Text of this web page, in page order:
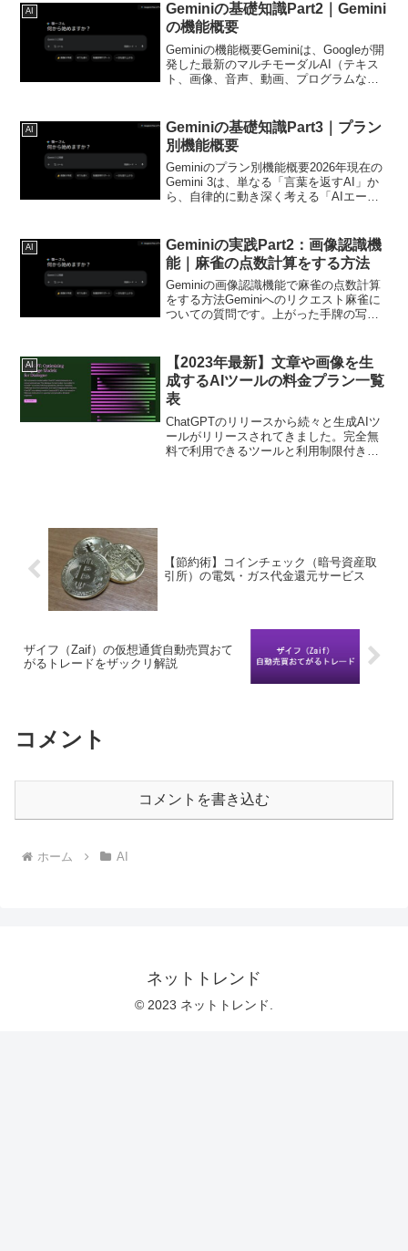
AI
Geminiの基礎知識Part2｜Gemini
の機能概要
Geminiの機能概要Geminiは、Googleが開
発した最新のマルチモーダルAI（テキス
ト、画像、音声、動画、プログラムなど
ボットを超え、Googleの各...
AI
Geminiの基礎知識Part3｜プラン
別機能概要
Geminiのプラン別機能概要2026年現在の
Gemini 3は、単なる「言葉を返すAI」か
ら、自律的に動き深く考える「AIエージ
まとめました。まずは無料プランを使っ
て...
AI
Geminiの実践Part2：画像認識機
能｜麻雀の点数計算をする方法
Geminiの画像認識機能で麻雀の点数計算
をする方法Geminiへのリクエスト麻雀に
ついての質問です。上がった手牌の写真
上がった手牌の写真を送って点数...
AI
【2023年最新】文章や画像を生
成するAIツールの料金プラン一覧
表
ChatGPTのリリースから続々と生成AIツ
ールがリリースされてきました。完全無
料で利用できるツールと利用制限付きで
【節約術】コインチェック（暗号資産取
引所）の電気・ガス代金還元サービス
ザイフ（Zaif）の仮想通貨自動売買おて
がるトレードをザックリ解説
コメント
コメントを書き込む
ホーム AI
ネットトレンド
© 2023 ネットトレンド.